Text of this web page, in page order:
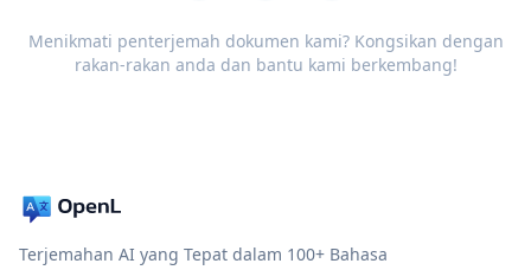
Menikmati penterjemah dokumen kami? Kongsikan dengan
rakan-rakan anda dan bantu kami berkembang!
Terjemahan AI yang Tepat dalam 100+ Bahasa